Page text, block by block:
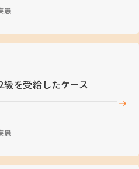
患
を受給したケース
患